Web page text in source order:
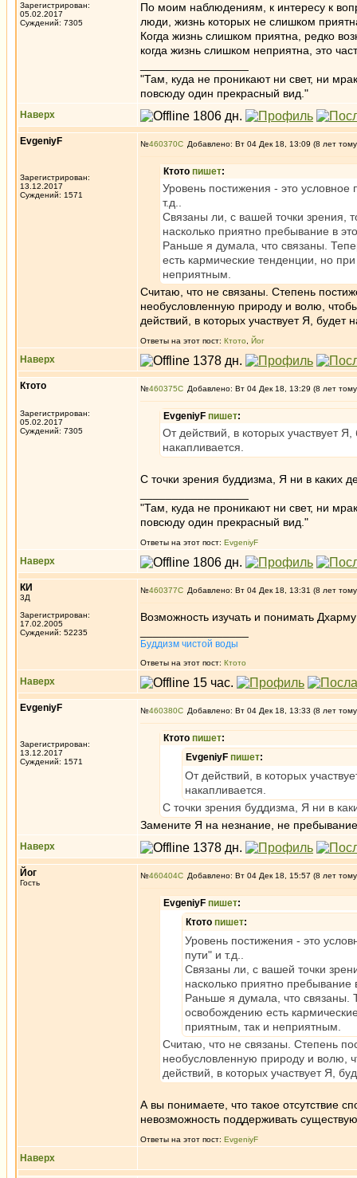
Зарегистрирован:
05.02.2017
Суждений: 7305
По моим наблюдениям, к интересу к
люди, жизнь которых не слишком
Когда жизнь слишком приятна, редко
когда жизнь слишком неприятна, это
"Там, куда не проникают ни свет, ни
повсюду один прекрасный вид."
Наверх
EvgeniyF
Зарегистрирован:
13.12.2017
Суждений: 1571
№460370 Добавлено: Вт 04 Дек 18, 13:09 (8 лет
Ктото пишет:
Уровень постижения - это условное
т.д..
Связаны ли, с вашей точки зрения,
насколько приятно пребывание в
Раньше я думала, что связаны.
есть кармические тенденции, но
неприятным.
Считаю, что не связаны. Степень
необусловленную природу и волю,
действий, в которых участвует Я, будет
Ответы на этот пост: Ктото Йог
Наверх
Ктото
Зарегистрирован:
05.02.2017
Суждений: 7305
№460375 Добавлено: Вт 04 Дек 18, 13:29 (8 лет
EvgeniyF пишет:
От действий, в которых участвует
накапливается.
С точки зрения буддизма, Я ни в каких
"Там, куда не проникают ни свет, ни
повсюду один прекрасный вид."
Ответы на этот пост: EvgeniyF
Наверх
КИ
3Д
Зарегистрирован:
17.02.2005
Суждений: 52235
№460377 Добавлено: Вт 04 Дек 18, 13:31 (8 лет
Возможность изучать и понимать
Буддизм чистой воды
Ответы на этот пост: Ктото
Наверх
EvgeniyF
Зарегистрирован:
13.12.2017
Суждений: 1571
№460380 Добавлено: Вт 04 Дек 18, 13:33 (8 лет
Ктото пишет:
EvgeniyF пишет:
От действий, в которых
накапливается.
С точки зрения буддизма, Я ни в
Замените Я на незнание, не
Наверх
Йог
Гость
№460404 Добавлено: Вт 04 Дек 18, 15:57 (8 лет
EvgeniyF пишет:
Ктото пишет:
Уровень постижения - это
пути" и т.д..
Связаны ли, с вашей точки
насколько приятно
Раньше я думала, что связаны.
освобождению есть
приятным, так и неприятным.
Считаю, что не связаны. Степень
необусловленную природу и волю,
действий, в которых участвует Я,
А вы понимаете, что такое отсутствие
невозможность поддерживать
Ответы на этот пост: EvgeniyF
Наверх